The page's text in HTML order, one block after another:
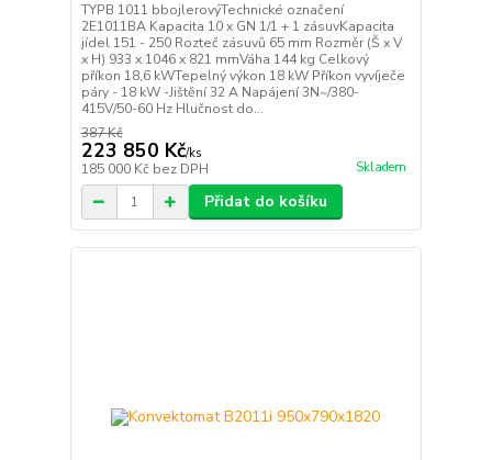
TYPB 1011 bbojlerovýTechnické označení
2E1011BA Kapacita 10 x GN 1/1 + 1 zásuvKapacita
jídel 151 - 250 Rozteč zásuvů 65 mm Rozměr (Š x V
x H) 933 x 1046 x 821 mmVáha 144 kg Celkový
příkon 18,6 kWTepelný výkon 18 kW Příkon vyvíječe
páry - 18 kW -Jištění 32 A Napájení 3N~/380-
415V/50-60 Hz Hlučnost do...
387 Kč
223 850 Kč/ks
185 000 Kč bez DPH Skladem
Přidat do košíku